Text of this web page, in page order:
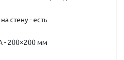
стену - есть
- 200×200 мм